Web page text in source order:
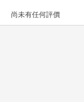
尚未有任何評價